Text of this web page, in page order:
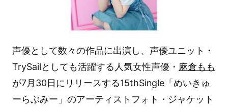
声優として数々の作品に出演し、声優ユニット・
TrySailとしても活躍する人気女性声優・ 麻倉もも
が7月30日にリリースする15thSingle「めいきゅ
ーらぶみー」のアーティストフォト・ジャケット